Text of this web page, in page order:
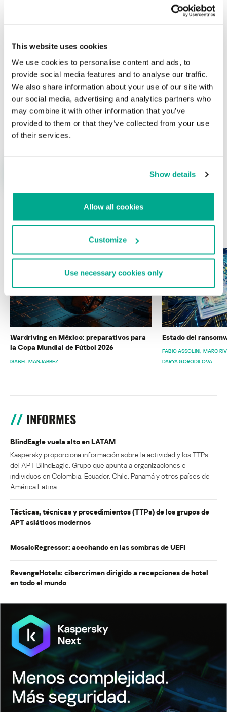
This website uses cookies
We use cookies to personalise content and ads, to
provide social media features and to analyse our traffic.
We also share information about your use of our site with
our social media, advertising and analytics partners who
may combine it with other information that you’ve
provided to them or that they’ve collected from your use
of their services.
Show details
Allow all cookies
Customize
Use necessary cookies only
Nombre* Correo electrónico*
ÚLTIMAS PUBLICACIONES
Wardriving en México: preparativos para
la Copa Mundial de Fútbol 2026
ISABEL MANJARREZ
Estado del
FABIO ASSOLINI MARC
DARYA GORODILOVA
INFORMES
BlindEagle vuela alto en LATAM
Kaspersky proporciona información sobre la actividad y los TTPs
del APT BlindEagle. Grupo que apunta a organizaciones e
individuos en Colombia, Ecuador, Chile, Panamá y otros países de
América Latina.
Tácticas, técnicas y procedimientos (TTPs) de los grupos de
APT asiáticos modernos
MosaicRegressor: acechando en las sombras de UEFI
RevengeHotels: cibercrimen dirigido a recepciones de hotel
en todo el mundo